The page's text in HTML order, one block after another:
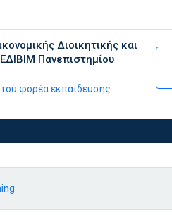
Διοικητικής και
Πανεπιστημίου
του φορέα εκπαίδευσης